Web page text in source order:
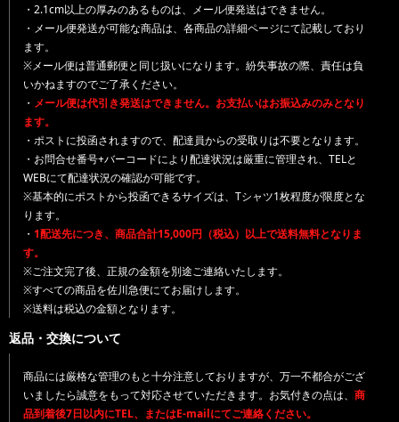
・2.1cm以上の厚みのあるものは、メール便発送はできません。
・メール便発送が可能な商品は、各商品の詳細ページにて記載しており
ます。
※メール便は普通郵便と同じ扱いになります。紛失事故の際、責任は負
いかねますのでご了承ください。
・ メール便は代引き発送はできません。お支払いはお振込みのみとなり
ます。
・ポストに投函されますので、配達員からの受取りは不要となります。
・お問合せ番号+バーコードにより配達状況は厳重に管理され、TELと
WEBにて配達状況の確認が可能です。
※基本的にポストから投函できるサイズは、Tシャツ1枚程度が限度とな
ります。
・ 1配送先につき、商品合計15,000円（税込）以上で送料無料となりま
す。
※ご注文完了後、正規の金額を別途ご連絡いたします。
※すべての商品を佐川急便にてお届けします。
※送料は税込の金額となります。
返品・交換について
商品には厳格な管理のもと十分注意しておりますが、万一不都合がござ
いましたら誠意をもって対応させていただきます。お気付きの点は、 商
品到着後7日以内にTEL、またはE-mailにてご連絡ください。